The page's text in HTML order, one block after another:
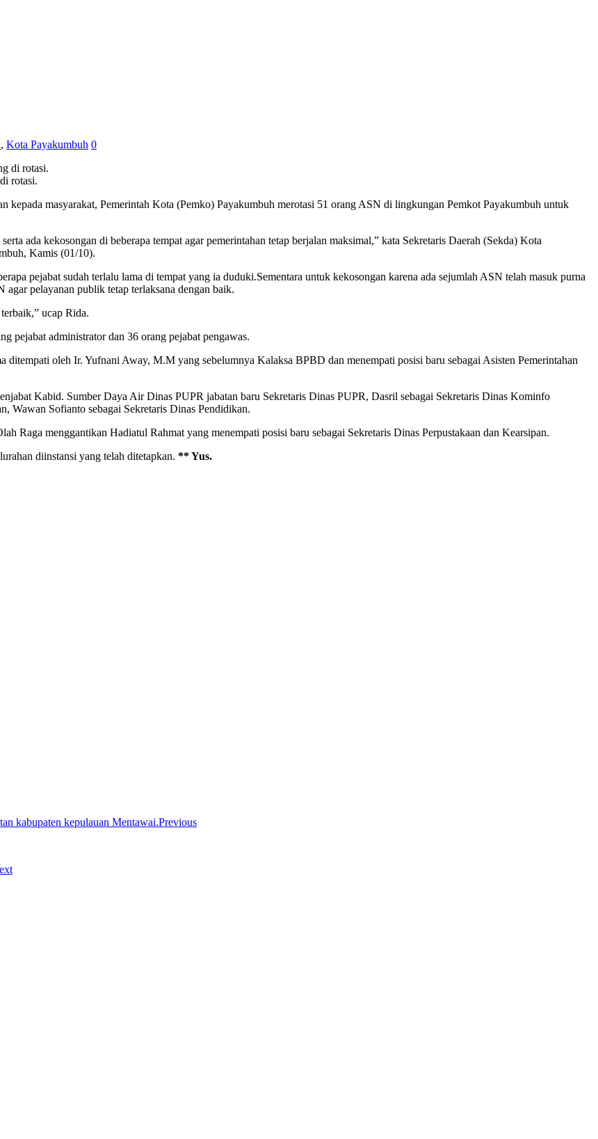
, Kota Payakumbuh 0
rotasi.
kepada masyarakat, Pemerintah Kota (Pemko) Payakumbuh merotasi 51 orang ASN di lingkungan Pemkot Payakumbuh untuk
ada kekosongan di beberapa tempat agar pemerintahan tetap berjalan maksimal,” kata Sekretaris Daerah (Sekda) Kota
Kamis (01/10).
pejabat sudah terlalu lama di tempat yang ia duduki.Sementara untuk kekosongan karena ada sejumlah ASN telah masuk purna
pelayanan publik tetap terlaksana dengan baik.
ucap Rida.
pejabat administrator dan 36 orang pejabat pengawas.
oleh Ir. Yufnani Away, M.M yang sebelumnya Kalaksa BPBD dan menempati posisi baru sebagai Asisten Pemerintahan
Kabid. Sumber Daya Air Dinas PUPR jabatan baru Sekretaris Dinas PUPR, Dasril sebagai Sekretaris Dinas Kominfo
Wawan Sofianto sebagai Sekretaris Dinas Pendidikan.
Raga menggantikan Hadiatul Rahmat yang menempati posisi baru sebagai Sekretaris Dinas Perpustakaan dan Kearsipan.
diinstansi yang telah ditetapkan. ** Yus.
Previous